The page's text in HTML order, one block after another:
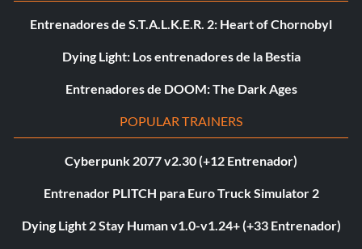
Entrenadores de S.T.A.L.K.E.R. 2: Heart of Chornobyl
Dying Light: Los entrenadores de la Bestia
Entrenadores de DOOM: The Dark Ages
POPULAR TRAINERS
Cyberpunk 2077 v2.30 (+12 Entrenador)
Entrenador PLITCH para Euro Truck Simulator 2
Dying Light 2 Stay Human v1.0-v1.24+ (+33 Entrenador)